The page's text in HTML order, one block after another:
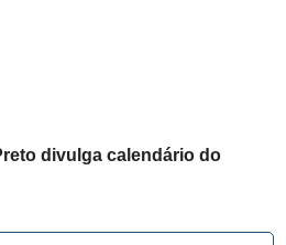
divulga calendário do